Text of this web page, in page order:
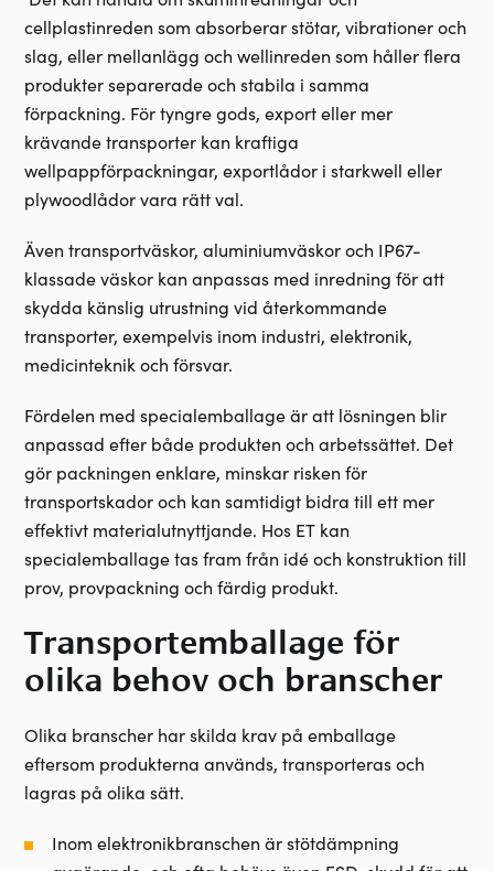
cellplastinreden som absorberar stötar, vibrationer och
slag, eller mellanlägg och wellinreden som håller flera
produkter separerade och stabila i samma
förpackning. För tyngre gods, export eller mer
krävande transporter kan kraftiga
wellpappförpackningar, exportlådor i starkwell eller
plywoodlådor vara rätt val.
Äventransportväskor, aluminiumväskor och IP67-
klassade väskor kan anpassas med inredning för att
skydda känslig utrustning vid återkommande
transporter, exempelvis inom industri, elektronik,
medicinteknik och försvar.
Fördelen med specialemballage är att lösningen blir
anpassad efter både produkten och arbetssättet. Det
gör packningen enklare, minskar risken för
transportskador och kan samtidigt bidra till ett mer
effektivt materialutnyttjande. Hos ET kan
specialemballage tas fram från idé och konstruktion till
prov, provpackning och färdig produkt.
Transportemballage för
olika behov och branscher
Olika branscher har skilda krav på emballage
eftersom produkterna används, transporteras och
lagras på olika sätt.
Inom elektronikbranschen är stötdämpning